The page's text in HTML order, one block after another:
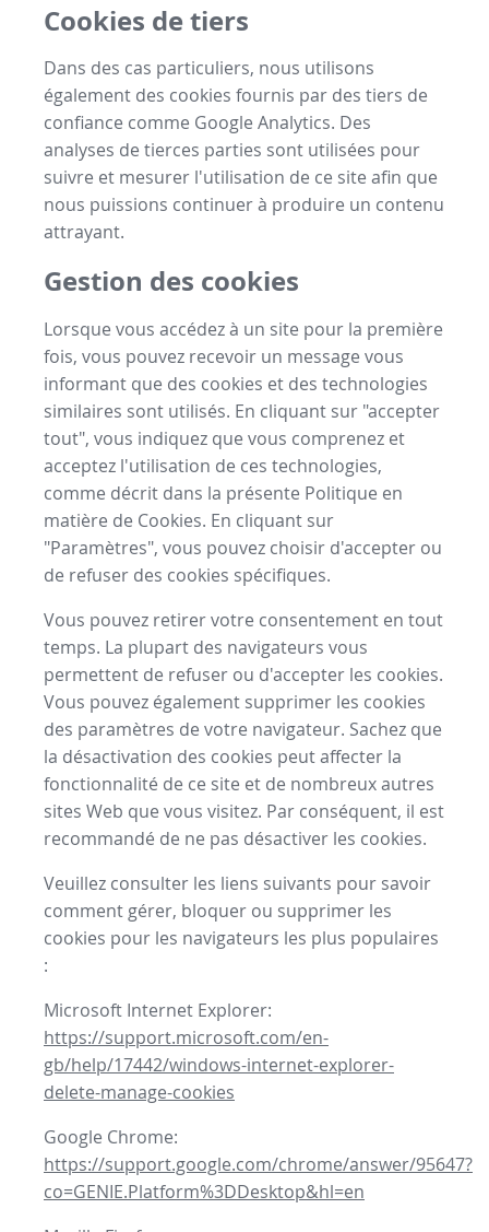
Cookies de tiers
Dans des cas particuliers, nous utilisons
également des cookies fournis par des tiers de
confiance comme Google Analytics. Des
analyses de tierces parties sont utilisées pour
suivre et mesurer l'utilisation de ce site afin que
nous puissions continuer à produire un contenu
attrayant.
Gestion des cookies
Lorsque vous accédez à un site pour la première
fois, vous pouvez recevoir un message vous
informant que des cookies et des technologies
similaires sont utilisés. En cliquant sur "accepter
tout", vous indiquez que vous comprenez et
acceptez l'utilisation de ces technologies,
comme décrit dans la présente Politique en
matière de Cookies. En cliquant sur
"Paramètres", vous pouvez choisir d'accepter ou
de refuser des cookies spécifiques.
Vous pouvez retirer votre consentement en tout
temps. La plupart des navigateurs vous
permettent de refuser ou d'accepter les cookies.
Vous pouvez également supprimer les cookies
des paramètres de votre navigateur. Sachez que
la désactivation des cookies peut affecter la
fonctionnalité de ce site et de nombreux autres
sites Web que vous visitez. Par conséquent, il est
recommandé de ne pas désactiver les cookies.
Veuillez consulter les liens suivants pour savoir
comment gérer, bloquer ou supprimer les
cookies pour les navigateurs les plus populaires
:
Microsoft Internet Explorer:
https://support.microsoft.com/en-
gb/help/17442/windows-internet-explorer-
delete-manage-cookies
Google Chrome:
https://support.google.com/chrome/answer/95647?
co=GENIE.Platform%3DDesktop&hl=en